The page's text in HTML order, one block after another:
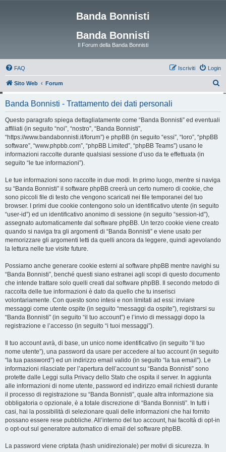
Banda Bonnisti
Banda Bonnisti
Il Forum della Banda Bonnisti
FAQ Login
Iscriviti
Sito Web Forum
Banda Bonnisti - Trattamento dei dati personali
Questo paragrafo spiega dettagliatamente come “Banda Bonnisti” ed eventuali
affiliati (in seguito “noi”, “nostro”, “Banda Bonnisti”,
“https://www.bandabonnisti.it/forum”) e phpBB (in seguito “essi”, “loro”, “phpBB
software”, “www.phpbb.com”, “phpBB Limited”, “phpBB Teams”) usano le
informazioni raccolte durante qualsiasi sessione d’uso da te effettuata (in
seguito “le tue informazioni”).
Le tue informazioni sono raccolte in due modi. In primo luogo, mentre si naviga
su “Banda Bonnisti” il software phpBB creerà un certo numero di cookie, che
sono piccoli file di testo che vengono scaricati nei file temporanei del tuo
browser. I primi due cookie contengono solo un identificativo utente (in seguito
“user-id”) ed un identificativo anonimo di sessione (in seguito “session-id”),
assegnato automaticamente dal software phpBB. Un terzo cookie viene creato
quando si naviga tra gli argomenti di “Banda Bonnisti” e viene usato per
memorizzare gli argomenti letti da quelli ancora da leggere, quindi agevolando
la lettura nelle tue visite future.
Possiamo anche generare cookie esterni al software phpBB mentre navighi su
“Banda Bonnisti”, benché questi siano estranei agli scopi di questo documento
che intende trattare solo quelli creati dal software phpBB. Il secondo metodo di
raccolta delle tue informazioni è dato da quello che tu inserisci
volontariamente. Con questo sono intesi e non limitati ad essi: inviare
messaggi come utente ospite (in seguito “messaggi da ospite”), registrarsi su
“Banda Bonnisti” (in seguito “il tuo account”) e l’invio di messaggi dopo la
registrazione e l’accesso (in seguito “i tuoi messaggi”).
Il tuo account avrà, di base, un unico nome identificativo (in seguito “il tuo
nome utente”), una password da usare per accedere al tuo account (in seguito
“la tua password”) ed un indirizzo email valido (in seguito “la tua email”). Le
informazioni rilasciate per l’apertura dell’account su “Banda Bonnisti” sono
protette dalle Leggi sulla Privacy dello Stato che ospita il server. In aggiunta
alle informazioni di nome utente, password ed indirizzo email richiesti durante
il processo di registrazione su “Banda Bonnisti”, quale altra informazione sia
obbligatoria o opzionale, è a totale discrezione di “Banda Bonnisti”. In tutti i
casi, hai la possibilità di selezionare quali delle informazioni che hai fornito
possano essere rese pubbliche. All’interno del tuo account, hai facoltà di opt-in
o opt-out sul generatore automatico di email del software phpBB.
La password viene criptata (hash unidirezionale) per motivi di sicurezza. In